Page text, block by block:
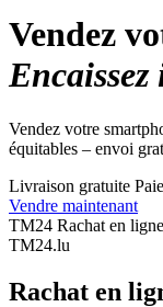
Vendez
Vendez votre
équitables – envoi
Livraison gratuite
Vendre maintenant
TM24 Rachat en ligne
TM24.lu
Rachat en